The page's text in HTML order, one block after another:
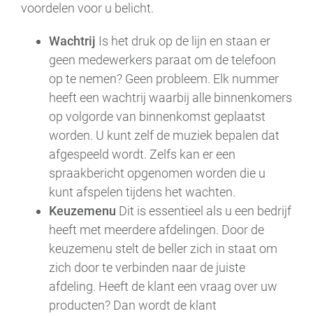
voordelen voor u belicht.
Wachtrij Is het druk op de lijn en staan er
geen medewerkers paraat om de telefoon
op te nemen? Geen probleem. Elk nummer
heeft een wachtrij waarbij alle binnenkomers
op volgorde van binnenkomst geplaatst
worden. U kunt zelf de muziek bepalen dat
afgespeeld wordt. Zelfs kan er een
spraakbericht opgenomen worden die u
kunt afspelen tijdens het wachten.
Keuzemenu Dit is essentieel als u een bedrijf
heeft met meerdere afdelingen. Door de
keuzemenu stelt de beller zich in staat om
zich door te verbinden naar de juiste
afdeling. Heeft de klant een vraag over uw
producten? Dan wordt de klant